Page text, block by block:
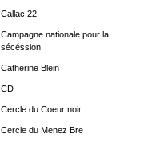
Callac 22
Campagne nationale pour la
sécéssion
Catherine Blein
CD
Cercle du Coeur noir
Cercle du Menez Bre